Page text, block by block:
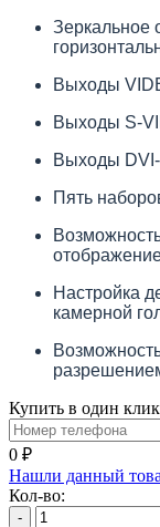
Зеркальное
Выходы
Выходы S-
Выходы
Пять
Настройка
камерной
Купить в один клик
0 ₽
Нашли данный
Кол-во:
-